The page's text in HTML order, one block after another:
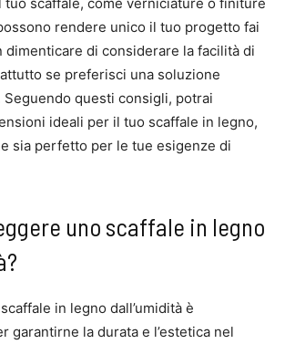
rendere unico il tuo progetto fai
dimenticare di considerare la facilità di
se preferisci una soluzione
Seguendo questi consigli, potrai
ideali per il tuo scaffale in legno,
sia perfetto per le tue esigenze di
uno scaffale in legno
in legno dall’umidità è
garantirne la durata e l’estetica nel